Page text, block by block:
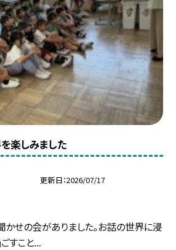
楽しみました
更新日 2026/07/17
せの会がありました。お話の世界に浸
すこと...